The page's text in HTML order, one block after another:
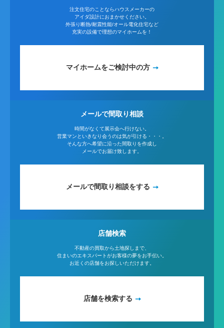
注文住宅のことならハウスメーカーの
アイダ設計におまかせください。
外張り断熱/耐震性能/オール電化住宅など
充実の設備で理想のマイホームを！
マイホームをご検討中の方
メールで間取り相談
時間がなくて展示会へ行けない。
営業マンといきなり会うのは気が引ける・・・。
そんな方へ希望に沿った間取りを作成し
メールでお届け致します。
メールで間取り相談をする
店舗検索
不動産の買取から土地探しまで、
住まいのエキスパートがお客様の夢をお手伝い。
お近くの店舗をお探しいただけます。
店舗を検索する